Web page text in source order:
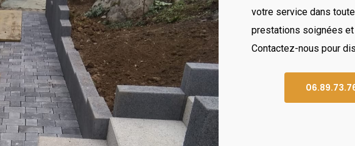
votre service dans
prestations soignées
Contactez-nous pour